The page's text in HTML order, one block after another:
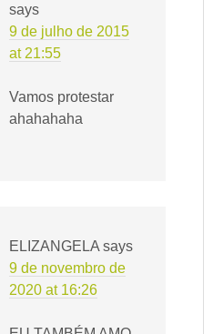
says
9 de julho de 2015
at 21:55
Vamos protestar
ahahahaha
ELIZANGELA says
9 de novembro de
2020 at 16:26